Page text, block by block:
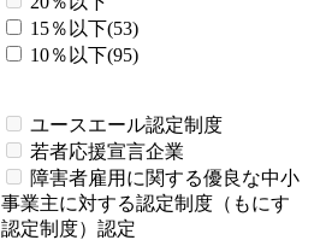
15％以下(53)
10％以下(95)
ユースエール認定制度
若者応援宣言企業
障害者雇用に関する優良な中小
事業主に対する認定制度（もにす
認定制度）認定